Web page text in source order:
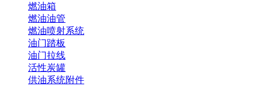
燃油箱
燃油油管
燃油喷射系统
油门踏板
油门拉线
活性炭罐
供油系统附件